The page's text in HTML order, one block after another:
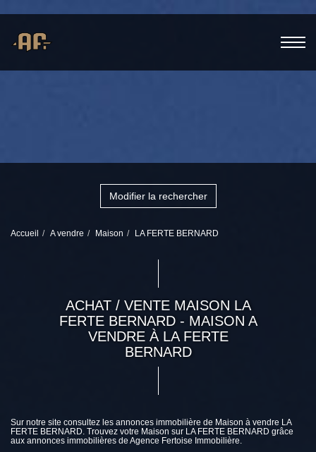
Modifier la rechercher
Accueil A vendre Maison LA FERTE BERNARD
ACHAT / VENTE MAISON LA
FERTE BERNARD - MAISON A
VENDRE À LA FERTE
BERNARD
Sur notre site consultez les annonces immobilière de Maison à vendre LA
FERTE BERNARD. Trouvez votre Maison sur LA FERTE BERNARD grâce
aux annonces immobilières de Agence Fertoise Immobilière.